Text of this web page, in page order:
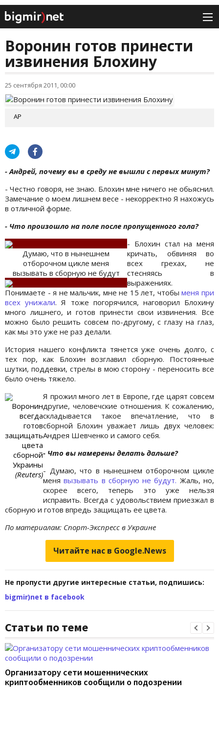
Воронин готов принести
извинения Блохину
25 сентября 2011, 00:00
AP
- Андрей, почему вы в среду не вышли с первых минут?
- Честно говоря, не знаю. Блохин мне ничего не обьяснил.
Замечание о моем лишнем весе - некорректно Я нахожусь
в отличной форме.
- Что произошло на поле после пропущенного гола?
Думаю, что в нынешнем
отборочном цикле меня
вызывать в сборную не будут
- Блохин стал на меня
кричать, обвиняя во
всех грехах, не
стесняясь в
выражениях.
Понимаете - я не мальчик, мне не 15 лет, чтобыменя при
всех унижали. Я тоже погорячился, наговорил Блохину
много лишнего, и готов принести свои извинения. Все
можно было решить совсем по-другому, с глазу на глаз,
как мы это уже не раз делали.
История нашего конфликта тянется уже очень долго, с
тех пор, как Блохин возглавил сборную. Постоянные
шутки, поддевки, стрелы в мою сторону - переносить все
было очень тяжело.
Воронин
всегда
готов
защищать
цвета
сборной
Украины
(Reuters)
Я прожил много лет в Европе, где царят совсем
другие, человечские отношения. К сожалению,
складывается такое впечатление, что в
сборной Блохин уважает лишь двух человек:
Андрея Шевченко и самого себя.
- Что вы намерены делать дальше?
- Думаю, что в нынешнем отборочном цикле
менявызывать в сборную не будут. Жаль, но,
скорее всего, теперь это уже нельзя
исправить. Всегда с удовольствием приезжал в
сборную и готов впредь защищать ее цвета.
По материалам: Спорт-Экспресс в Украине
Читайте нас в Google.News
Не пропусти другие интересные статьи, подпишись:
bigmir)net в facebook
Статьи по теме
Организатору сети мошеннических
криптообменников сообщили о подозрении